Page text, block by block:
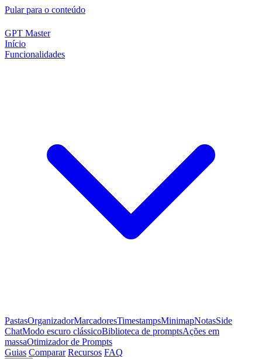
Pular para o conteúdo
GPT Master
Início
Funcionalidades
PastasOrganizadorMarcadoresTimestampsMinimapNotasSide
ChatModo escuro clássicoBiblioteca de promptsAções em
massaOtimizador de Prompts
Guias Comparar Recursos FAQ